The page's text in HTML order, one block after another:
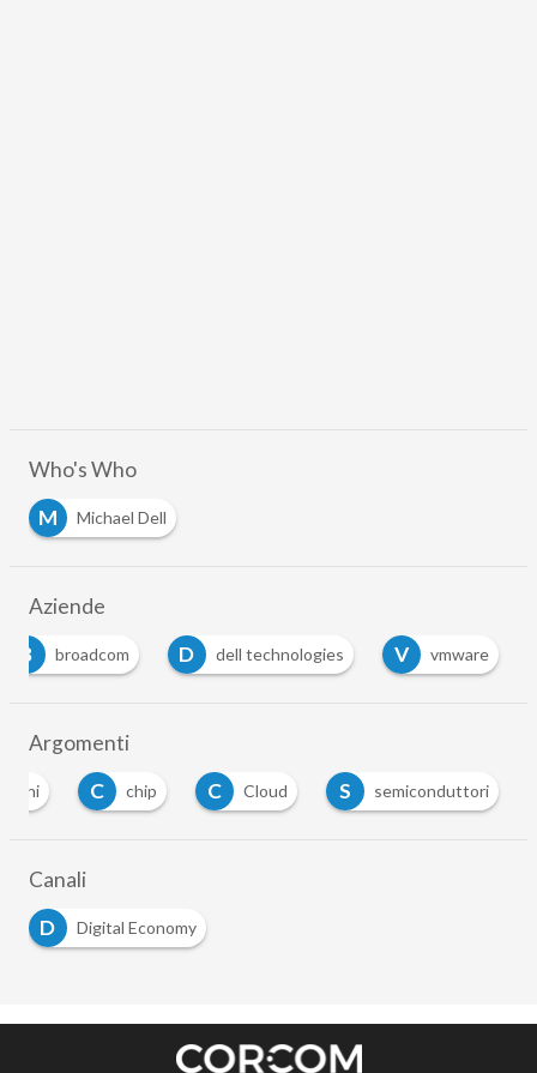
Who's Who
M
Michael Dell
Aziende
B
broadcom D dell technologies V vmware
Argomenti
C chip C Cloud S semiconduttori
Canali
D
Digital Economy